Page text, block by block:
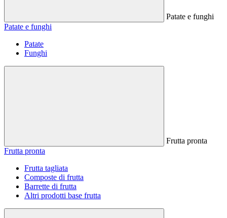
Patate e funghi
Patate e funghi
Patate
Funghi
Frutta pronta
Frutta pronta
Frutta tagliata
Composte di frutta
Barrette di frutta
Altri prodotti base frutta